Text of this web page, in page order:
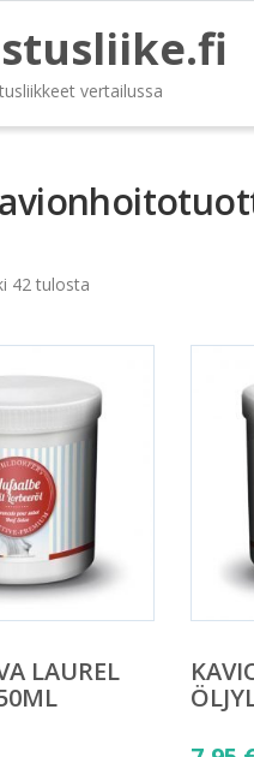
vertailussa
42 tulosta
LAUREL